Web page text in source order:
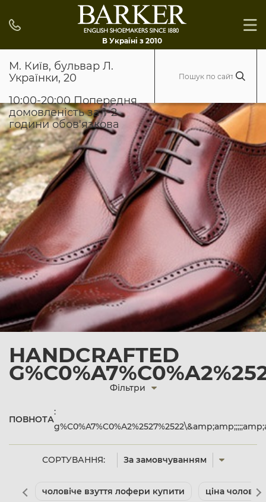
В Україні з 2010
М. Київ, бульвар Л.
Українки, 20
10:00-20:00 Попередня
домовленість за 1-2
години обов'язкова
HANDCRAFTED
СОРТУВАННЯ: За замовчуванням
Фільтри
ПОВНОТА
:
чоловіче взуття лофери купити ціна